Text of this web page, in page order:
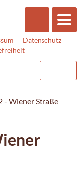
Datenschutz
- Wiener Straße